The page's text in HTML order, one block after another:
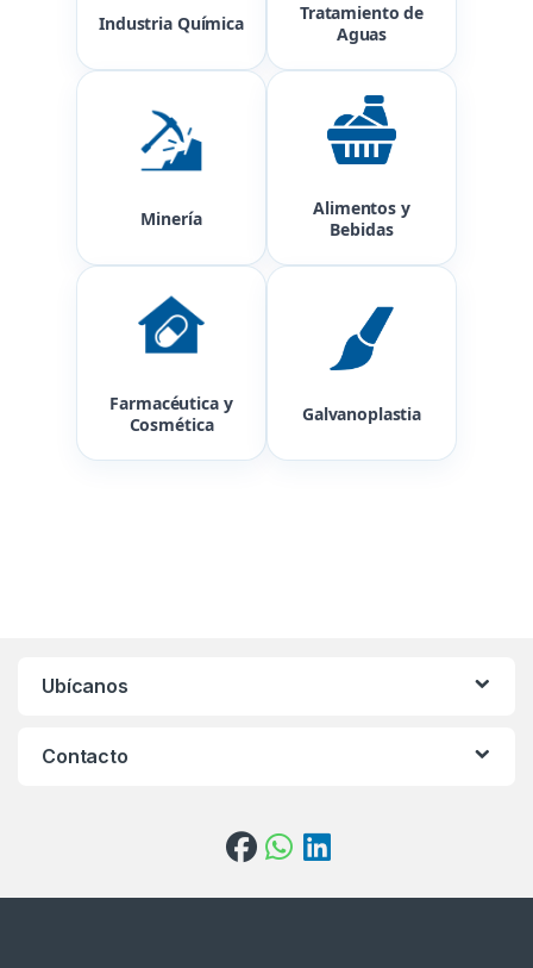
Industria Química
Tratamiento de
Aguas
Minería
Alimentos y
Bebidas
Farmacéutica y
Cosmética
Galvanoplastia
Ubícanos
Contacto